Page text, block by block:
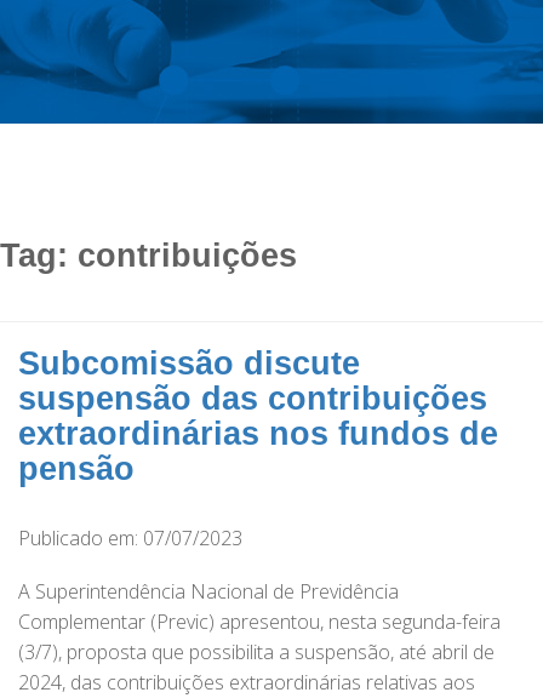
Tag: contribuições
Subcomissão discute
suspensão das contribuições
extraordinárias nos fundos de
pensão
Publicado em: 07/07/2023
A Superintendência Nacional de Previdência
Complementar (Previc) apresentou, nesta segunda-feira
(3/7), proposta que possibilita a suspensão, até abril de
2024, das contribuições extraordinárias relativas aos